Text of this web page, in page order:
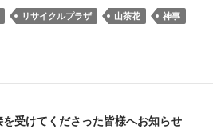
リサイクルプラザ 山茶花
神事
受けてくださった皆様へお知らせ